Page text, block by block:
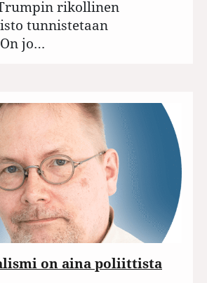
rikollinen
tunnistetaan
jo…
on aina poliittista